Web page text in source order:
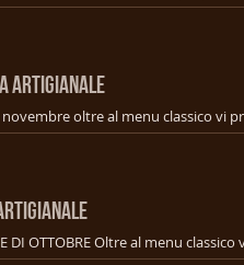
ARTIGIANALE